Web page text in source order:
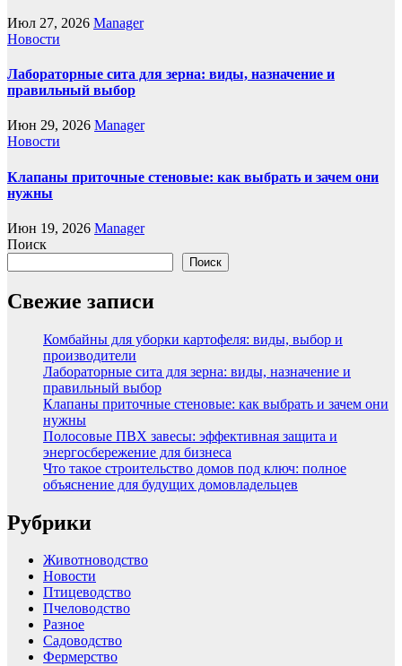
Июл 27, 2026 Manager
Новости
Лабораторные сита для зерна: виды, назначение и
правильный выбор
Июн 29, 2026 Manager
Новости
Клапаны приточные стеновые: как выбрать и зачем они
нужны
Июн 19, 2026 Manager
Поиск
Поиск
Свежие записи
Комбайны для уборки картофеля: виды, выбор и
производители
Лабораторные сита для зерна: виды, назначение и
правильный выбор
Клапаны приточные стеновые: как выбрать и зачем они
нужны
Полосовые ПВХ завесы: эффективная защита и
энергосбережение для бизнеса
Что такое строительство домов под ключ: полное
объяснение для будущих домовладельцев
Рубрики
Животноводство
Новости
Птицеводство
Пчеловодство
Разное
Садоводство
Фермерство